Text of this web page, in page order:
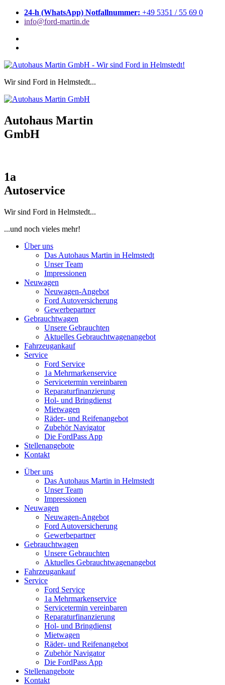
Zum
Inhalt
24-h (WhatsApp) Notfallnummer: +49 5351 / 55 69 0
info@ford-martin.de
Wir sind Ford in Helmstedt...
Autohaus Martin
GmbH
1a
Autoservice
Wir sind Ford in Helmstedt...
...und noch vieles mehr!
Über uns
Das Autohaus Martin in Helmstedt
Unser Team
Impressionen
Neuwagen
Neuwagen-Angebot
Ford Autoversicherung
Gewerbepartner
Gebrauchtwagen
Unsere Gebrauchten
Aktuelles Gebrauchtwagenangebot
Fahrzeugankauf
Service
Ford Service
1a Mehrmarkenservice
Servicetermin vereinbaren
Reparaturfinanzierung
Hol- und Bringdienst
Mietwagen
Räder- und Reifenangebot
Zubehör Navigator
Die FordPass App
Stellenangebote
Kontakt
Über uns
Das Autohaus Martin in Helmstedt
Unser Team
Impressionen
Neuwagen
Neuwagen-Angebot
Ford Autoversicherung
Gewerbepartner
Gebrauchtwagen
Unsere Gebrauchten
Aktuelles Gebrauchtwagenangebot
Fahrzeugankauf
Service
Ford Service
1a Mehrmarkenservice
Servicetermin vereinbaren
Reparaturfinanzierung
Hol- und Bringdienst
Mietwagen
Räder- und Reifenangebot
Zubehör Navigator
Die FordPass App
Stellenangebote
Kontakt